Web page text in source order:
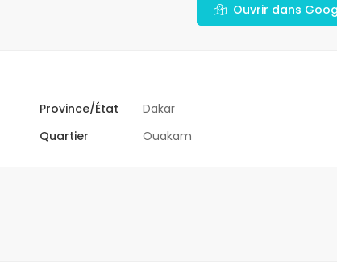
Ouvrir dans
Province/État
Dakar
Quartier Ouakam